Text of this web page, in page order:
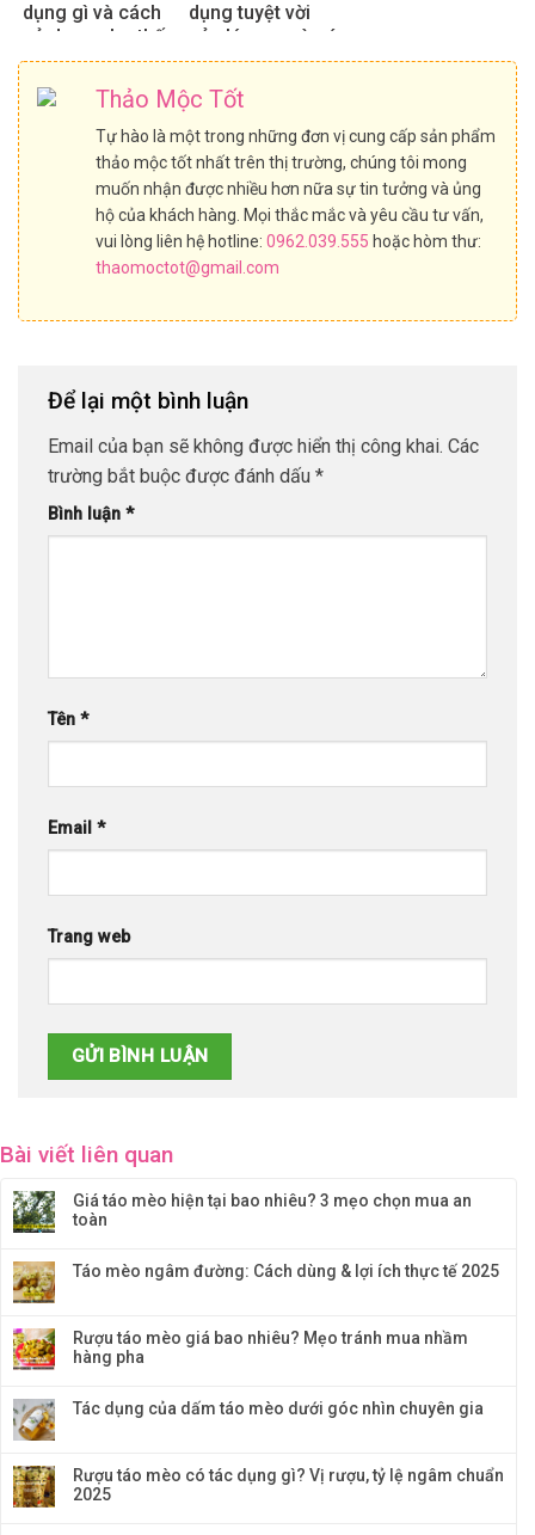
dụng gì và cách
sử dụng như thế
nào?
dụng tuyệt vời
của lá sen mà có
thể bạn chưa biết
Thảo Mộc Tốt
Tự hào là một trong những đơn vị cung cấp sản phẩm
thảo mộc tốt nhất trên thị trường, chúng tôi mong
muốn nhận được nhiều hơn nữa sự tin tưởng và ủng
hộ của khách hàng. Mọi thắc mắc và yêu cầu tư vấn,
vui lòng liên hệ hotline: 0962.039.555 hoặc hòm thư:
thaomoctot@gmail.com
Để lại một bình luận
Email của bạn sẽ không được hiển thị công khai. Các
trường bắt buộc được đánh dấu *
Bình luận *
Tên *
Email *
Trang web
Bài viết liên quan
Giá táo mèo hiện tại bao nhiêu? 3 mẹo chọn mua an
toàn
Táo mèo ngâm đường: Cách dùng & lợi ích thực tế 2025
Rượu táo mèo giá bao nhiêu? Mẹo tránh mua nhầm
hàng pha
Tác dụng của dấm táo mèo dưới góc nhìn chuyên gia
Rượu táo mèo có tác dụng gì? Vị rượu, tỷ lệ ngâm chuẩn
2025